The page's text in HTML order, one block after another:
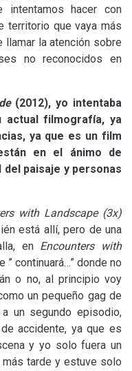
hacer con
territorio que vaya más
llamar la atención sobre
no reconocidos en
(2012), yo intentaba
actual filmografía, ya
ya que es un film
en el ánimo de
paisaje y personas
with Landscape (3x)
está allí, pero de una
en Encounters with
” continuará…” donde no
o no, al principio voy
un pequeño gag de
un segundo episodio,
accidente, ya que es
y yo solo fuera un
tarde y estuve solo